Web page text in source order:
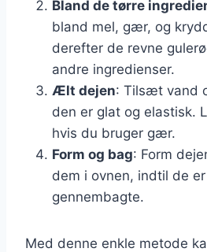
Bland de tørre
bland mel, gær, og
derefter de revne
andre ingredienser.
Ælt dejen: Tilsæt vand
den er glat og elastisk.
hvis du bruger gær.
Form og bag: Form
dem i ovnen, indtil de
gennembagte.
Med denne enkle metode